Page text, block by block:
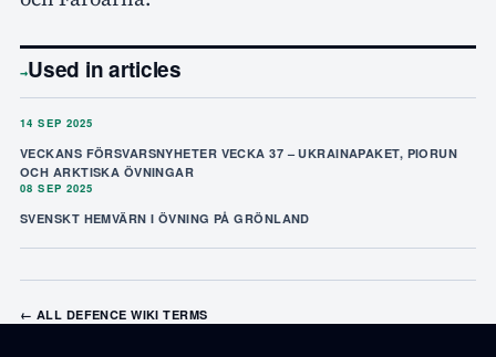
→Used in articles
14 SEP 2025
VECKANS FÖRSVARSNYHETER VECKA 37 – UKRAINAPAKET, PIORUN
OCH ARKTISKA ÖVNINGAR
08 SEP 2025
SVENSKT HEMVÄRN I ÖVNING PÅ GRÖNLAND
← ALL DEFENCE WIKI TERMS